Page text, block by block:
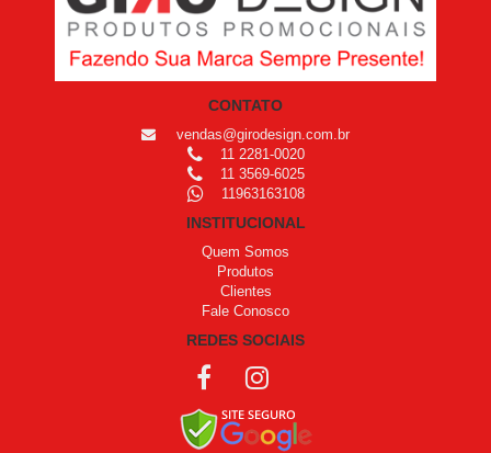
CONTATO
vendas@girodesign.com.br
11 2281-0020
11 3569-6025
11963163108
INSTITUCIONAL
Quem Somos
Produtos
Clientes
Fale Conosco
REDES SOCIAIS